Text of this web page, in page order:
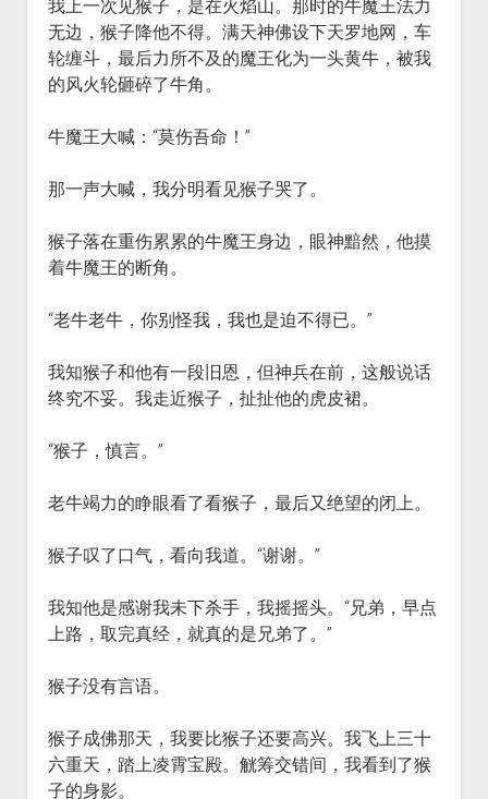
我上一次见猴子，是在火焰山。那时的牛魔王法力
无边，猴子降他不得。满天神佛设下天罗地网，车
轮缠斗，最后力所不及的魔王化为一头黄牛，被我
的风火轮砸碎了牛角。
牛魔王大喊：“莫伤吾命！”
那一声大喊，我分明看见猴子哭了。
猴子落在重伤累累的牛魔王身边，眼神黯然，他摸
着牛魔王的断角。
“老牛老牛，你别怪我，我也是迫不得已。”
我知猴子和他有一段旧恩，但神兵在前，这般说话
终究不妥。我走近猴子，扯扯他的虎皮裙。
“猴子，慎言。”
老牛竭力的睁眼看了看猴子，最后又绝望的闭上。
猴子叹了口气，看向我道。“谢谢。”
我知他是感谢我未下杀手，我摇摇头。“兄弟，早点
上路，取完真经，就真的是兄弟了。”
猴子没有言语。
猴子成佛那天，我要比猴子还要高兴。我飞上三十
六重天，踏上凌霄宝殿。觥筹交错间，我看到了猴
子的身影。